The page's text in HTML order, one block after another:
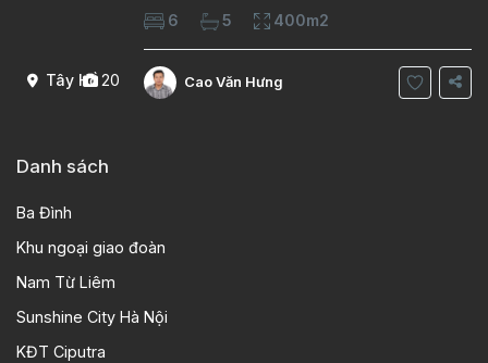
Tây Hồ20
Diện tích xây dựng 100m2 Xây 4 tầng, 6
phòng ngủ 5 phòng tắm Tầng 1, , phòng
khách , phòng bếp-1wc Tầng 2, 2 phòng
6 5 400m2
Cao Văn Hưng
Danh sách
Ba Đình
Khu ngoại giao đoàn
Nam Từ Liêm
Sunshine City Hà Nội
KĐT Ciputra